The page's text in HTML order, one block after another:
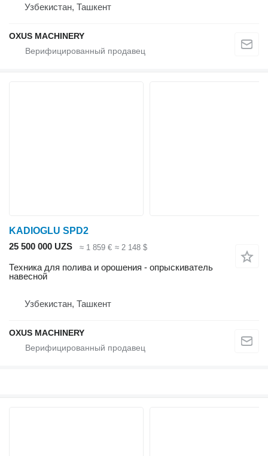
Узбекистан, Ташкент
OXUS MACHINERY
KADIOGLU SPD2
25 500 000 UZS
≈ 1 859 € ≈ 2 148 $
Техника для полива и орошения - опрыскиватель
навесной
Узбекистан, Ташкент
OXUS MACHINERY